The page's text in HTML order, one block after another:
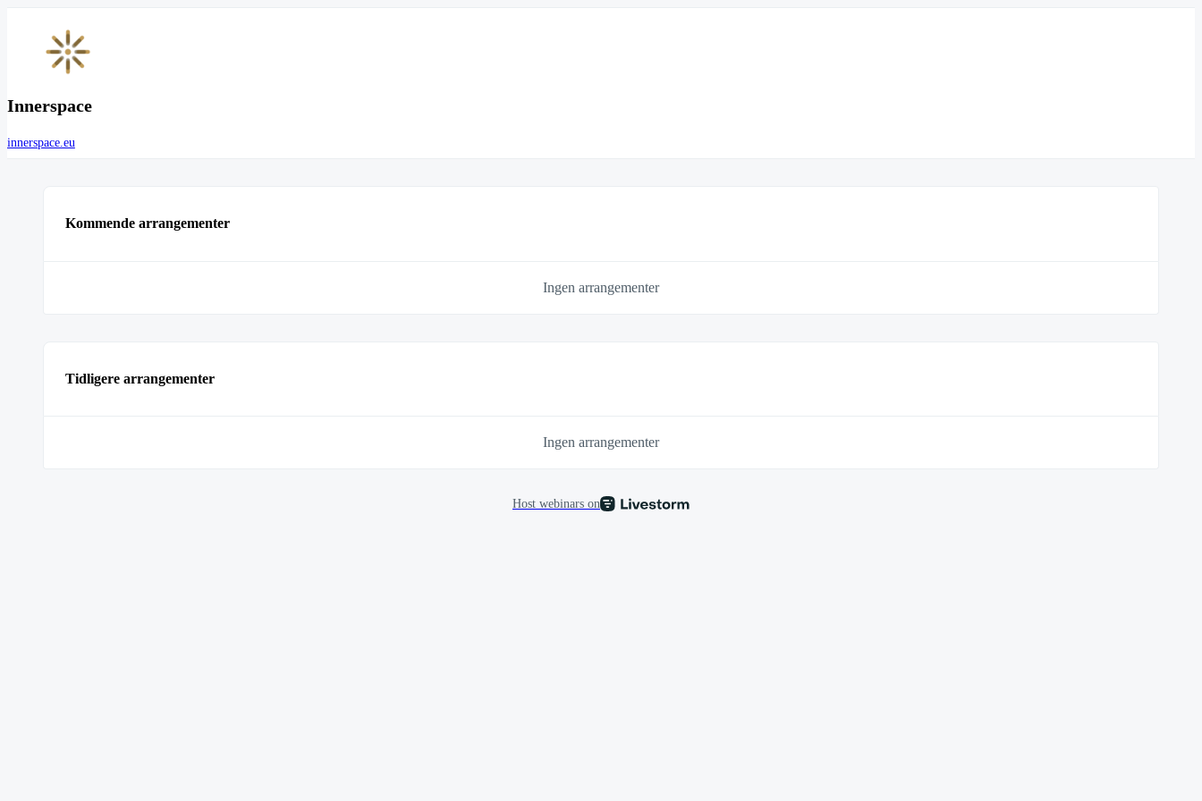
Innerspace
innerspace.eu
Kommende arrangementer
Ingen arrangementer
Tidligere arrangementer
Ingen arrangementer
Host webinars on